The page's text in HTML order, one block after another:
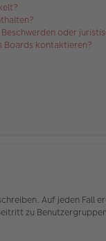
oder
Boards kontaktieren?
Auf jeden Fall
zu